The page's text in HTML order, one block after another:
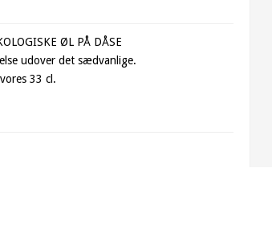
ØL PÅ DÅSE
udover det sædvanlige.
33 cl.